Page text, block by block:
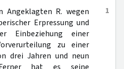
1
Angeklagten R. wegen
Erpressung und
Einbeziehung einer
zu einer
drei Jahren und neun